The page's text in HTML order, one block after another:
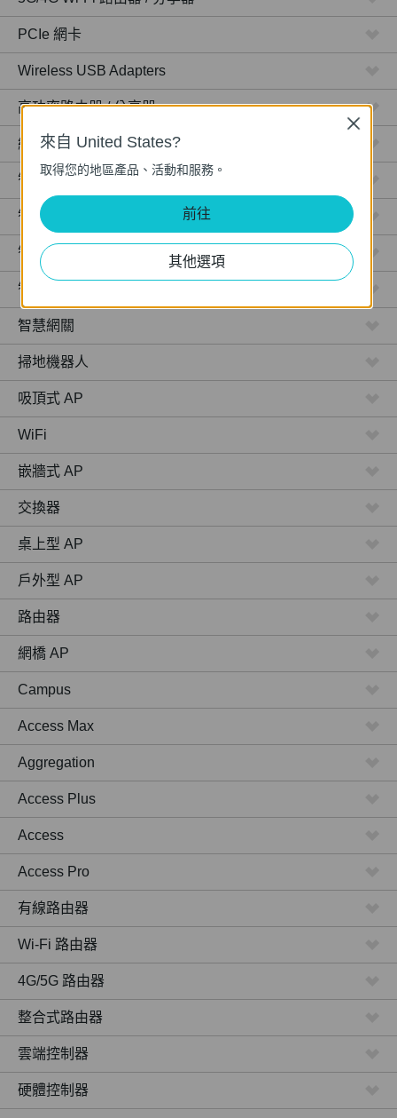
PCIe 網卡
Wireless USB Adapters
高功率路由器 / 分享器
網路攝影機
智慧型插座
智慧型燈泡
智慧開關
智慧感應器
智慧網關
掃地機器人
吸頂式 AP
WiFi
嵌牆式 AP
交換器
桌上型 AP
戶外型 AP
路由器
網橋 AP
Campus
Access Max
Aggregation
Access Plus
Access
Access Pro
有線路由器
Wi-Fi 路由器
4G/5G 路由器
整合式路由器
雲端控制器
硬體控制器
來自 United States?
取得您的地區產品、活動和服務。
前往
其他選項
Close